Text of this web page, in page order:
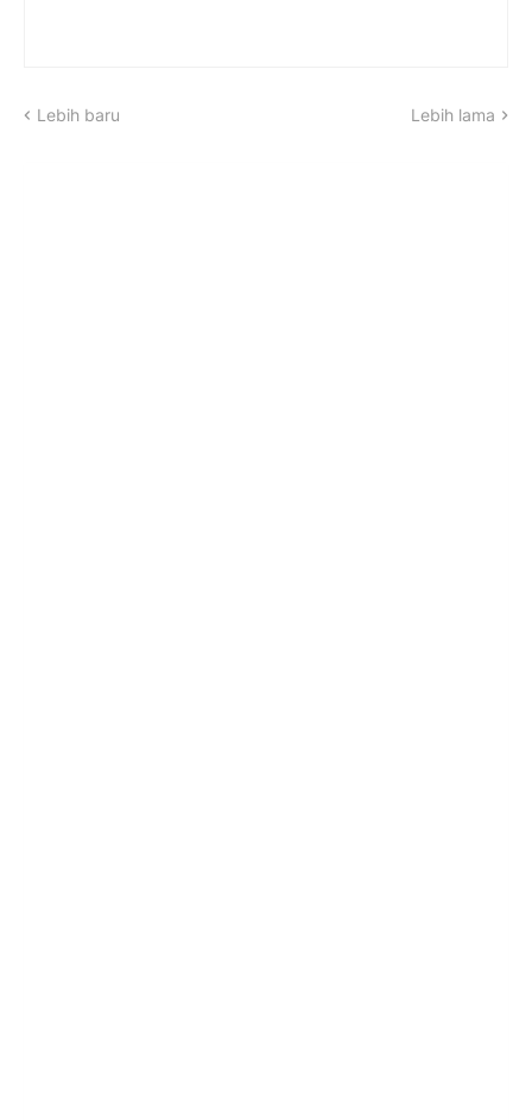
Lebih baru Lebih lama